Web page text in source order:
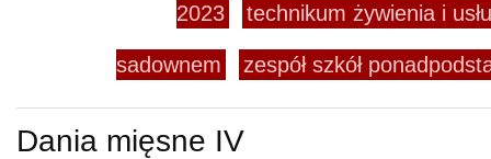
2023 technikum żywienia i
sadownem zespół szkół
Dania mięsne IV